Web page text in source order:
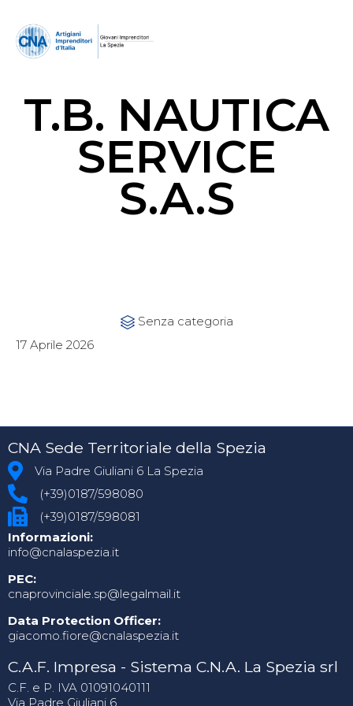
T.B. NAUTICA
SERVICE
S.A.S
 Category
Senza categoria
17 Aprile 2026
CNA Sede Territoriale della Spezia
Via Padre Giuliani 6 La Spezia
(+39)0187/598080
(+39)0187/598081
Informazioni:
info@cnalaspezia.it
PEC:
cnaprovinciale.sp@legalmail.it
Data Protection Officer:
giacomo.fiore@cnalaspezia.it
C.A.F. Impresa - Sistema C.N.A. La Spezia srl
C.F. e P. IVA 01091040111
Via Padre Giuliani 6